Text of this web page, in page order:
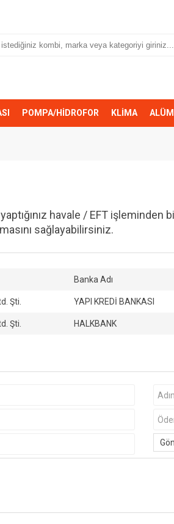
POMPA/HİDROFOR KLİMA
havale / EFT işleminden
sağlayabilirsiniz.
Banka Adı
Şti. YAPI KREDİ BANKASI
Şti. HALKBANK